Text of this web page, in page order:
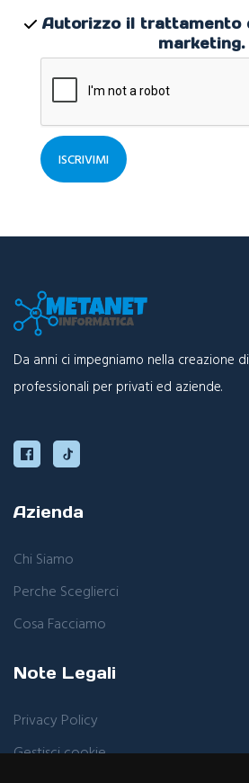
Autorizzo il trattamento
marketing.
ISCRIVIMI
Da anni ci impegniamo nella creazione
professionali per privati ed aziende.
Azienda
Chi Siamo
Perche Sceglierci
Cosa Facciamo
Note Legali
Privacy Policy
Gestisci cookie